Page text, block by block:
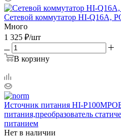
Сетевой коммутатор HI-Q16A,
Много
1 325 ₽/шт
В корзину
Источник питания HI-
питания,преобразователь
питанием
Нет в наличии